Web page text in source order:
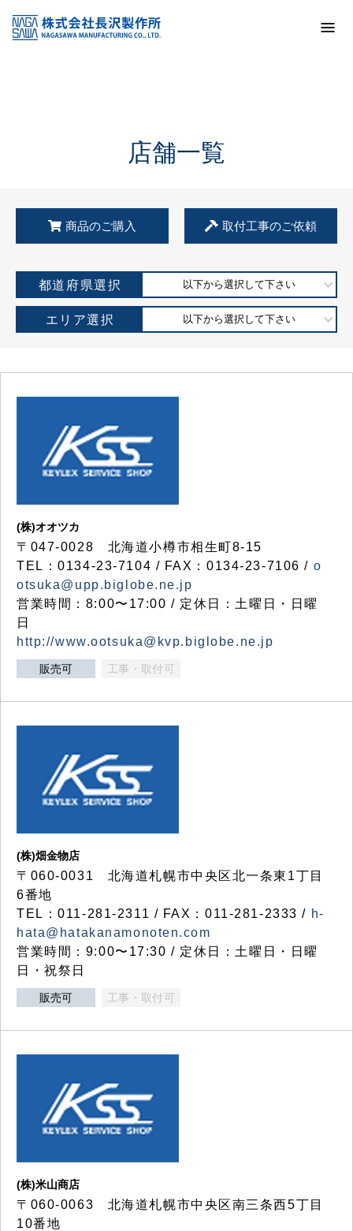
KSS加盟店・取扱店情報
店舗一覧
店舗一覧
商品のご購入 取付工事のご依頼
都道府県選択 以下から選択して下さい
エリア選択 以下から選択して下さい
(株)オオツカ
〒047-0028 北海道小樽市相生町8-15
TEL：0134-23-7104 / FAX：0134-23-7106 / o
otsuka@upp.biglobe.ne.jp
営業時間：8:00〜17:00 / 定休日：土曜日・日曜
日
http://www.ootsuka@kvp.biglobe.ne.jp
販売可 工事・取付可
(株)畑金物店
〒060-0031 北海道札幌市中央区北一条東1丁目
6番地
TEL：011-281-2311 / FAX：011-281-2333 / h-
hata@hatakanamonoten.com
営業時間：9:00〜17:30 / 定休日：土曜日・日曜
日・祝祭日
販売可 工事・取付可
(株)米山商店
〒060-0063 北海道札幌市中央区南三条西5丁目
10番地